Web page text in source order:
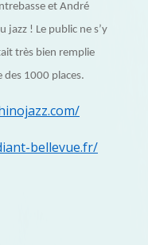
et André
jazz ! Le public ne s’y
très bien remplie
1000 places.
bellevue.fr/